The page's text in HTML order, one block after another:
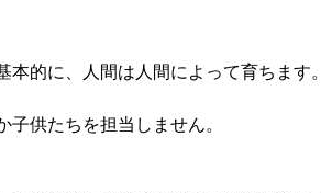
的に、人間は人間によって育ちます。
供たちを担当しません。